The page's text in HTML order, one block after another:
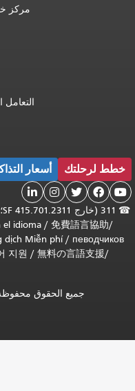
مركز
خطط لرحلتك أسعار





☎
/
免費語言協助
/
el idioma
певодчиков
/
dịch Miễn phí
/
無料の言語支援
/
지원